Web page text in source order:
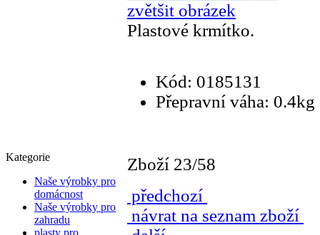
Kategorie
Naše výrobky pro
domácnost
Naše výrobky pro
zahradu
plasty pro
zvětšit obrázek
Plastové krmítko.
Kód: 0185131
Přepravní váha: 0.4kg
Zboží 23/58
předchozí
návrat na seznam zboží